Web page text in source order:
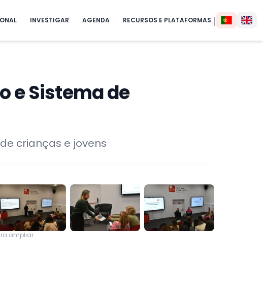
INVESTIGAR AGENDA RECURSOS E PLATAFORMAS |
e Sistema de
crianças e jovens
ampliar